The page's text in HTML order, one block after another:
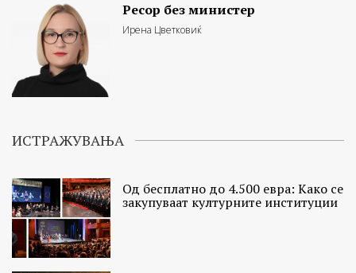
Ресор без министер
Ирена Цветковиќ
ИСТРАЖУВАЊА
Од бесплатно до 4.500 евра: Како се
закупуваат културните институции